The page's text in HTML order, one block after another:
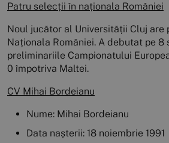
Patru selecții în naționala României
Noul jucător al Universității Cluj are
Naționala României. A debutat pe 8
preliminariile Campionatului
0 împotriva Maltei.
CV Mihai Bordeianu
Nume: Mihai Bordeianu
Data nașterii: 18 noiembrie 1991